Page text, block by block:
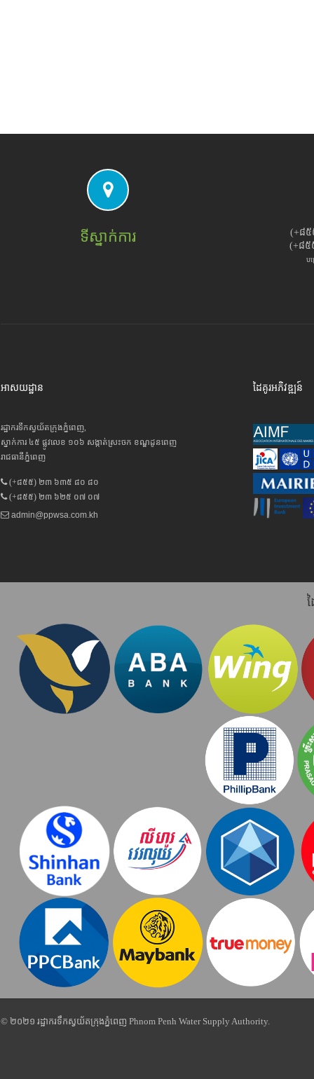
ទីស្នាក់ការ
(+៨
(+៨
ប
អាសយដ្ឋាន
រដ្ឋាករទឹកស្វយ័តក្រុងភ្នំពេញ,
ស្នាក់ការ ៤៥ ផ្លូវលេខ ១០៦ សង្កាត់ស្រះចក ខណ្ឌដូនពេញ
រាជធានីភ្នំពេញ
(+៨៥៥) ២៣ ៦៣៥ ៨០ ៨០
(+៨៥៥) ២៣ ៦២៥ ០៧ ០៧
admin@ppwsa.com.kh
ដៃគូរអភិវឌ្ឍន៍
© ២០២១ រដ្ឋាករទឹកស្វយ័តក្រុងភ្នំពេញ Phnom Penh Water Supply Authority.